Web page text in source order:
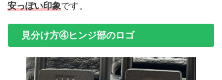
安っぽい印象です。
見分け方④ヒンジ部のロゴ